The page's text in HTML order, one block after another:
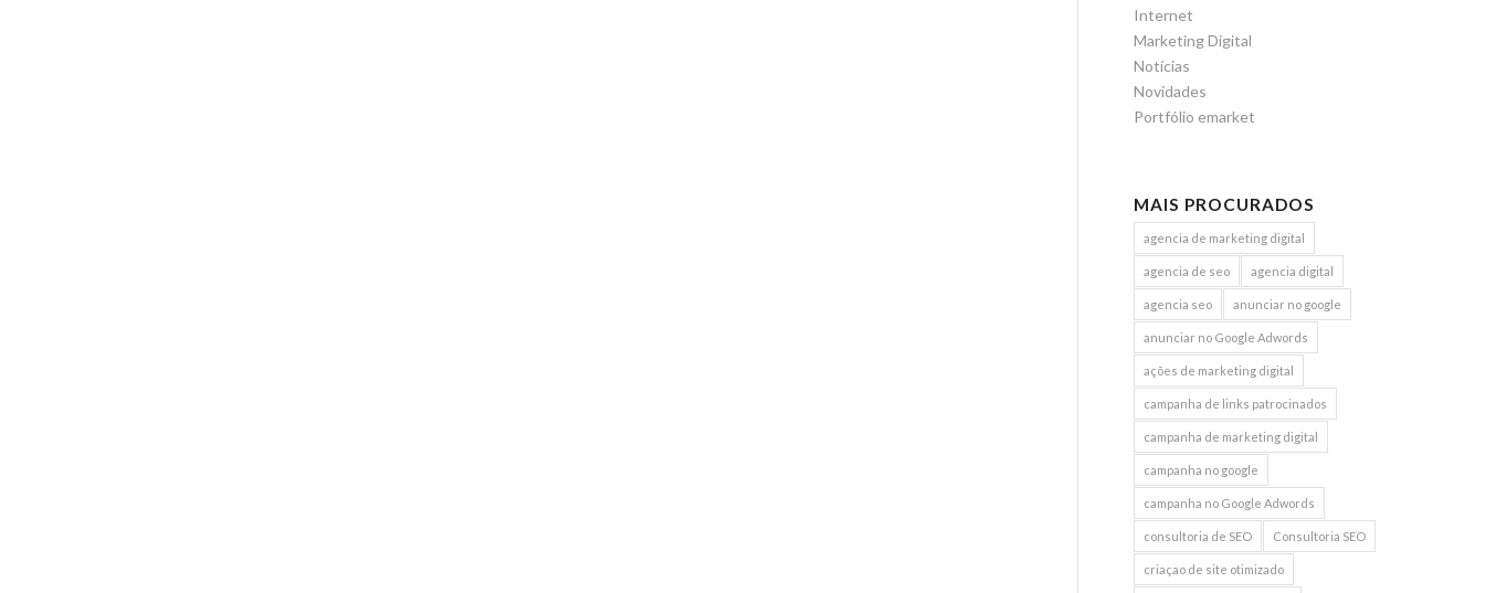
Internet
Marketing Digital
Notícias
Novidades
Portfólio emarket
MAIS PROCURADOS
agencia de marketing digital
agencia de seo agencia digital
agencia seo anunciar no google
anunciar no Google Adwords
ações de marketing digital
campanha de links patrocinados
campanha de marketing digital
campanha no google
campanha no Google Adwords
consultoria de SEO Consultoria SEO
criaçao de site otimizado